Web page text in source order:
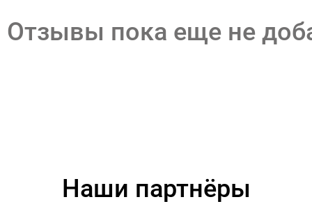
Отзывы пока еще не
Наши партнёры